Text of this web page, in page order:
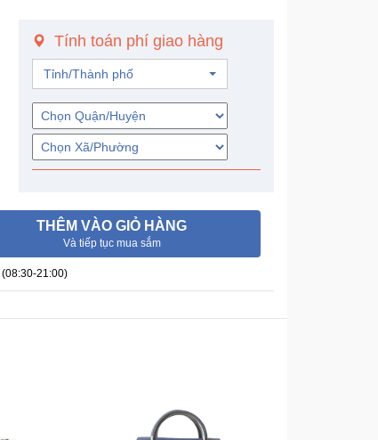
Tính toán phí giao hàng
Tỉnh/Thành phố
THÊM VÀO GIỎ HÀNG
Và tiếp tục mua sắm
(08:30-21:00)